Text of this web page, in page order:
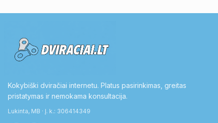
Kokybiški dviračiai internetu. Platus pasirinkimas, greitas
pristatymas ir nemokama konsultacija.
Lukinta, MB · Į. k.: 306414349